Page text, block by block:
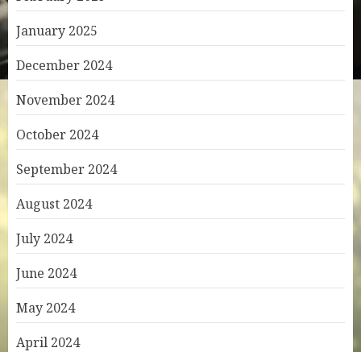
January 2025
December 2024
November 2024
October 2024
September 2024
August 2024
July 2024
June 2024
May 2024
April 2024